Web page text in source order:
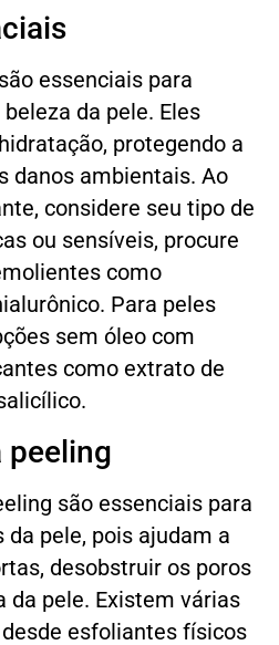
essenciais para
da pele. Eles
protegendo a
danos ambientais. Ao
considere seu tipo de
ou sensíveis, procure
como
Para peles
sem óleo com
como extrato de
peeling
são essenciais para
da pele, pois ajudam a
desobstruir os poros
da pele. Existem várias
esfoliantes físicos